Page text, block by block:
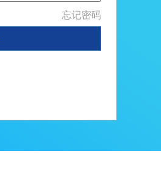
忘记密码